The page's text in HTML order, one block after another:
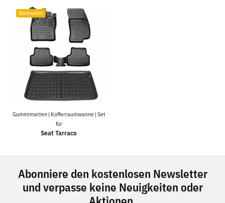
Bestseller
Gummimatten | Kofferraumwanne | Set
für
Seat Tarraco
Abonniere den kostenlosen Newsletter
und verpasse keine Neuigkeiten oder